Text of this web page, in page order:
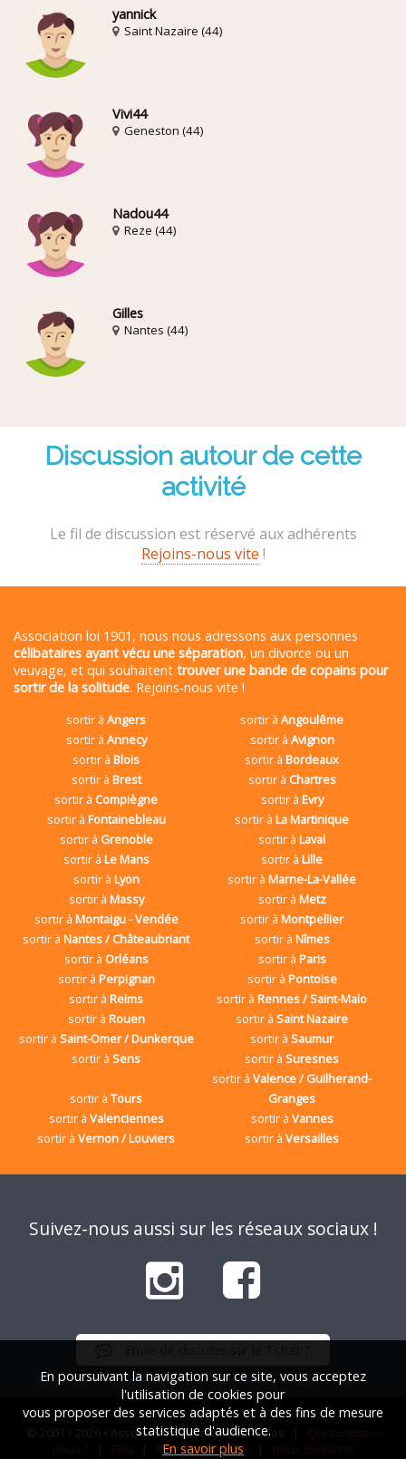
yannick
Saint Nazaire (44)
Vivi44
Geneston (44)
Nadou44
Reze (44)
Gilles
Nantes (44)
Discussion autour de cette
activité
Le fil de discussion est réservé aux adhérents
Rejoins-nous vite !
Association loi 1901, nous nous adressons aux personnes
célibataires ayant vécu une séparation, un divorce ou un
veuvage, et qui souhaitent trouver une bande de copains pour
sortir de la solitude. Rejoins-nous vite !
sortir àAngers sortir àAngoulême
sortir à Annecy sortir à Avignon
sortir àBlois sortir àBordeaux
sortir à Brest sortir à Chartres
sortir à Compiègne sortir à Evry
sortir à Fontainebleau sortir àLa Martinique
sortir à Grenoble sortir àLaval
sortir à Le Mans sortir àLille
sortir à Lyon sortir àMarne-La-Vallée
sortir à Massy sortir à Metz
sortir à Montaigu - Vendée sortir àMontpellier
sortir àNantes / Châteaubriant sortir à Nîmes
sortir à Orléans sortir à Paris
sortir à Perpignan sortir à Pontoise
sortir àReims sortir àRennes / Saint-Malo
sortir à Rouen sortir àSaint Nazaire
sortir à Saint-Omer / Dunkerque sortir àSaumur
sortir àSens sortir àSuresnes
sortir àTours
sortir àValence / Guilherand-
Granges
sortir à Valenciennes sortir à Vannes
sortir àVernon / Louviers sortir àVersailles
Suivez-nous aussi sur les réseaux sociaux !
© 2001 / 2026 • Association Française des Solos | Qui sommes-
nous ?
| FAQ | Mentions légales | Nous contacter
En poursuivant la navigation sur ce site, vous acceptez
l'utilisation de cookies pour
vous proposer des services adaptés et à des fins de mesure
statistique d'audience.
En savoir plus